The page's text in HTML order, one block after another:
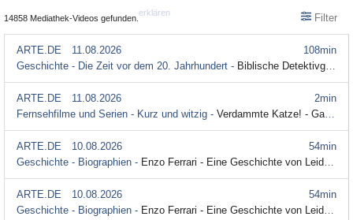
14858 Mediathek-Videos gefunden.
erklären Filter
108min
ARTE.DE
11.08.2026
Geschichte - Die Zeit vor dem 20. Jahrhundert - Biblische Detektivgeschichten
2min
ARTE.DE
11.08.2026
Fernsehfilme und Serien - Kurz und witzig - Verdammte Katze! - Gatophobie
54min
ARTE.DE
10.08.2026
Geschichte - Biographien - Enzo Ferrari - Eine Geschichte von Leidenschaft und Tod
54min
ARTE.DE
10.08.2026
Geschichte - Biographien - Enzo Ferrari - Eine Geschichte von Leidenschaft und Tod (mit Untertitel)